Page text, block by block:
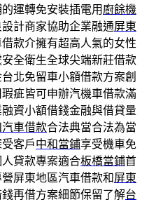
運轉免安裝插電用 廚餘機
計商家協助企業融通屏東
款介擁有超高人氣的女性
全衛生全球尖端新莊借款
北免留車小額借款方案創
瑕疵皆可申辦汽機車借款滿
資小額借錢金融與借貸量
汽車借款合法典當合法為當
客戶中和當鋪享受機車免
貸款專案適合板橋當鋪首
屏東地區汽車借款和屏東
再借方案細節保留了解台